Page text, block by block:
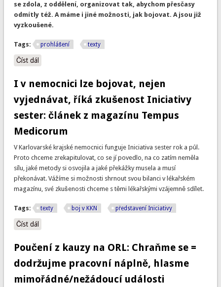
se zdola, z oddělení, organizovat tak, abychom přesčasy
odmítly též. A máme i jiné možnosti, jak bojovat. A jsou již
vyzkoušené.
Tags: prohlášení texty
Číst dálLékaři plánují odmítat přesčasy nad 150 hodin. Je to
měly přidat - a odteď své úsilí koordinovat
I v nemocnici lze bojovat, nejen
vyjednávat, říká zkušenost Iniciativy
sester: článek z magazínu Tempus
Medicorum
V Karlovarské krajské nemocnici funguje Iniciativa sester rok a půl.
Proto chceme zrekapitulovat, co se jí povedlo, na co zatím neměla
sílu, jaké metody si osvojila a jaké překážky musela a musí
překonávat. Vážíme si možnosti shrnout svou bilanci v lékařském
magazínu, své zkušenosti chceme s těmi lékařskými vzájemně sdílet.
Tags: texty boj v KKN představení Iniciativy
Číst dálI v nemocnici lze bojovat, nejen vyjednávat, říká zkušenost
Poučení z kauzy na ORL: Chraňme se =
dodržujme pracovní náplně, hlasme
mimořádné/nežádoucí události